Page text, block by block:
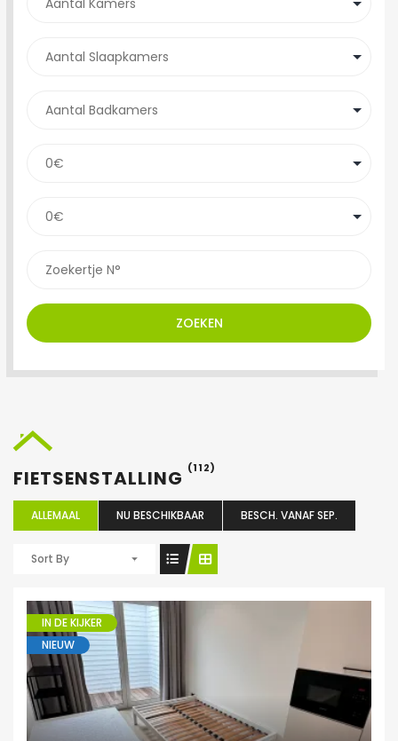
ZOEKEN
FIETSENSTALLING (112)
ALLEMAAL NU BESCHIKBAAR BESCH. VANAF SEP.
Sort By
IN DE KIJKER
NIEUW